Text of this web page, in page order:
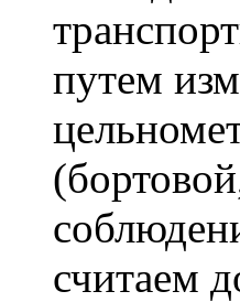
путем
считаем